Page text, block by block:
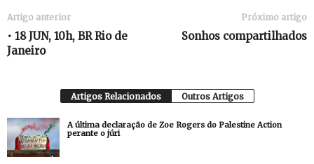
Artigo anterior
• 18 JUN, 10h, BR Rio de
Janeiro
Próximo artigo
Sonhos compartilhados
Artigos Relacionados Outros Artigos
A última declaração de Zoe Rogers do Palestine Action
perante o júri